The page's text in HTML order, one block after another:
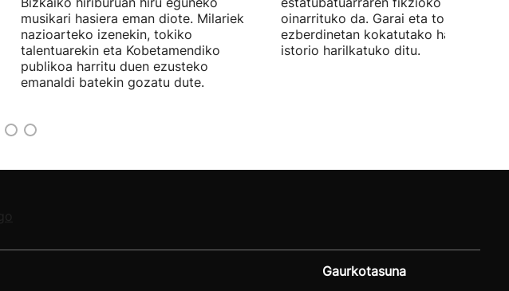
musikari hasiera eman diote. Milariek
nazioarteko izenekin, tokiko
talentuarekin eta Kobetamendiko
publikoa harritu duen ezusteko
emanaldi batekin gozatu dute.
oinarrituko da. Garai eta toki
ezberdinetan kokatutako hainbat
istorio harilkatuko ditu.
Gaurkotasuna